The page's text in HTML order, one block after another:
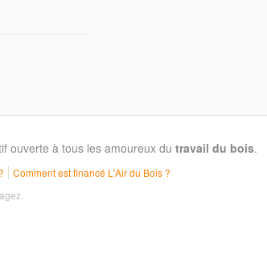
ouverte à tous les amoureux du travail du bois.
Comment est financé L'Air du Bois ?